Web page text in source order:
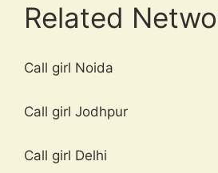
Related
Call girl Noida
Call girl Jodhpur
Call girl Delhi